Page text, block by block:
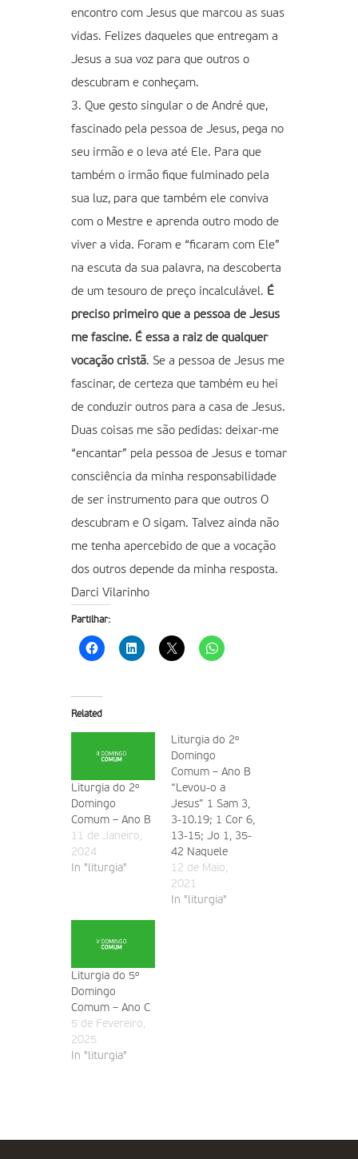
encontro com Jesus que marcou as suas
vidas. Felizes daqueles que entregam a
Jesus a sua voz para que outros o
descubram e conheçam.
3. Que gesto singular o de André que,
fascinado pela pessoa de Jesus, pega no
seu irmão e o leva até Ele. Para que
também o irmão fique fulminado pela
sua luz, para que também ele conviva
com o Mestre e aprenda outro modo de
viver a vida. Foram e “ficaram com Ele”
na escuta da sua palavra, na descoberta
de um tesouro de preço incalculável. É
preciso primeiro que a pessoa de Jesus
me fascine. É essa a raiz de qualquer
vocação cristã. Se a pessoa de Jesus me
fascinar, de certeza que também eu hei
de conduzir outros para a casa de Jesus.
Duas coisas me são pedidas: deixar-me
“encantar” pela pessoa de Jesus e tomar
consciência da minha responsabilidade
de ser instrumento para que outros O
descubram e O sigam. Talvez ainda não
me tenha apercebido de que a vocação
dos outros depende da minha resposta.
Darci Vilarinho
Partilhar:
Related
Liturgia do 2º
Domingo
Comum – Ano B
11 de Janeiro,
2024
In "liturgia"
Liturgia do 2º
Domingo
Comum – Ano B
“Levou-o a
Jesus” 1 Sam 3,
3-10.19; 1 Cor 6,
13-15; Jo 1, 35-
42 Naquele
tempo, estava
João Baptista
com dois dos
12 de Maio,
2021
In "liturgia"
Liturgia do 5º
Domingo
Comum – Ano C
5 de Fevereiro,
2025
In "liturgia"